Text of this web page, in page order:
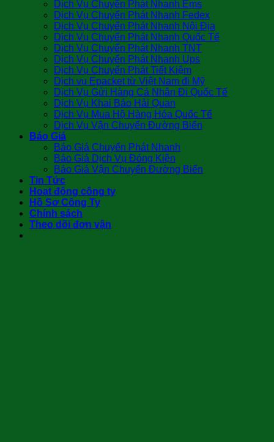
Dịch Vụ Chuyển Phát Nhanh Ems
Dịch Vụ Chuyển Phát Nhanh Fedex
Dịch Vụ Chuyển Phát Nhanh Nội Địa
Dịch Vụ Chuyển Phát Nhanh Quốc Tế
Dịch Vụ Chuyển Phát Nhanh TNT
Dịch Vụ Chuyển Phát Nhanh Ups
Dịch Vụ Chuyển Phát Tiết Kiệm
Dịch vụ Epacket từ Việt Nam đi Mỹ
Dịch Vụ Gửi Hàng Cá Nhân Đi Quốc Tế
Dịch Vụ Khai Báo Hải Quan
Dịch Vụ Mua Hộ Hàng Hóa Quốc Tế
Dịch Vụ Vận Chuyển Đường Biển
Báo Giá
Báo Giá Chuyển Phát Nhanh
Báo Giá Dịch Vụ Đóng Kiện
Báo Giá Vận Chuyển Đường Biển
Tin Tức
Hoạt động công ty
Hồ Sơ Công Ty
Chính sách
Theo dõi đơn vận